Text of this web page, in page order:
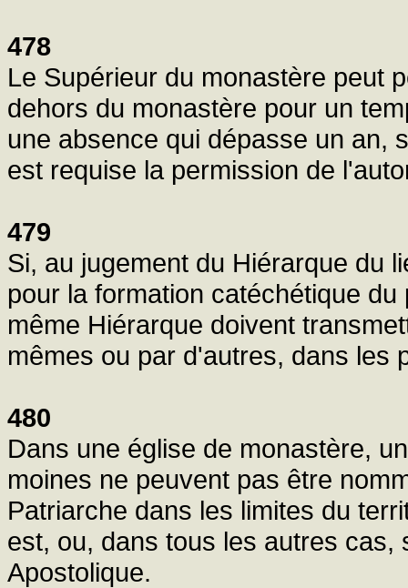
478
Le Supérieur du monastère peut
dehors du monastère pour un
une absence qui dépasse un an,
est requise la permission de
479
Si, au jugement du Hiérarque du
pour la formation catéchétique
même Hiérarque doivent
mêmes ou par d'autres, dans les
480
Dans une église de monastère,
moines ne peuvent pas être
Patriarche dans les limites du
est, ou, dans tous les autres
Apostolique.